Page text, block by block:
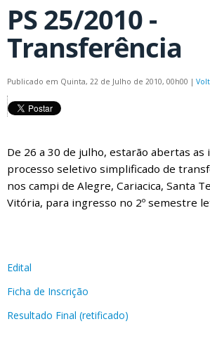
PS 25/2010 -
Transferência
Publicado em Quinta, 22 de Julho de 2010, 00h00 |
De 26 a 30 de julho, estarão abertas as
processo seletivo simplificado de
nos campi de Alegre, Cariacica, Santa
Vitória, para ingresso no 2º semestre
Edital
Ficha de Inscrição
Resultado Final (retificado)